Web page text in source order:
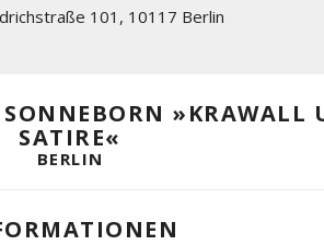
101 , 10117 Berlin
»KRAWALL
SATIRE«
BERLIN